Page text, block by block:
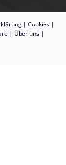
| Cookies |
| Über uns|